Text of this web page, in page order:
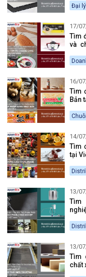
Đại lý
17/
Tìm
và
16/
Tìm
Bản
14/
Tìm
tại
13/
Tìm
13/
Tìm
chất